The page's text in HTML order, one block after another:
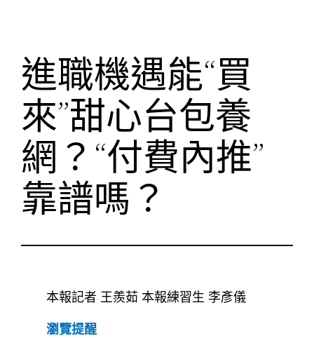
進職機遇能“買
來”甜心台包養
網？“付費內推”
靠譜嗎？
本報記者 王羨茹 本報練習生 李彥儀
瀏覽提醒